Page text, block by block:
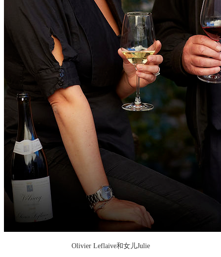
Olivier Leflaive和女儿Julie